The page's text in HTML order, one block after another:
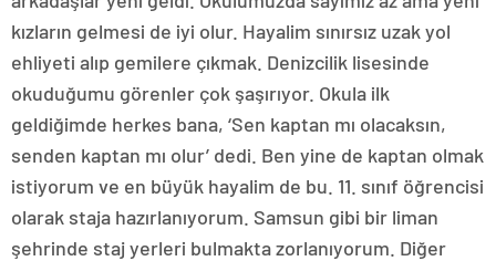
kızların gelmesi de iyi olur. Hayalim sınırsız uzak yol
ehliyeti alıp gemilere çıkmak. Denizcilik lisesinde
okuduğumu görenler çok şaşırıyor. Okula ilk
geldiğimde herkes bana, ‘Sen kaptan mı olacaksın,
senden kaptan mı olur’ dedi. Ben yine de kaptan olmak
istiyorum ve en büyük hayalim de bu. 11. sınıf öğrencisi
olarak staja hazırlanıyorum. Samsun gibi bir liman
şehrinde staj yerleri bulmakta zorlanıyorum. Diğer